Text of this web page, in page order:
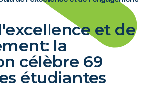
étudiants
et de
la
célèbre 69
étudiantes